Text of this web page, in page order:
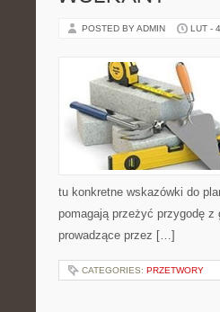
POSTED BY ADMIN LUT -
tu konkretne wskazówki do
pomagają przeżyć przygodę z
prowadzące przez […]
CATEGORIES: PRZETWORY